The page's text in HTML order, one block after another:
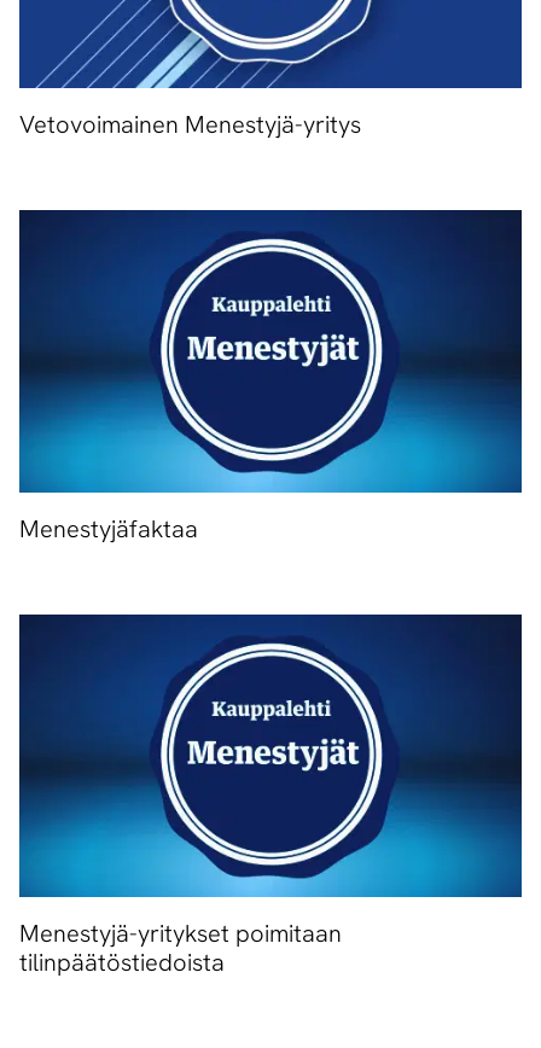
Vetovoimainen Menestyjä-yritys
Menestyjäfaktaa
Menestyjä-yritykset poimitaan
tilinpäätöstiedoista